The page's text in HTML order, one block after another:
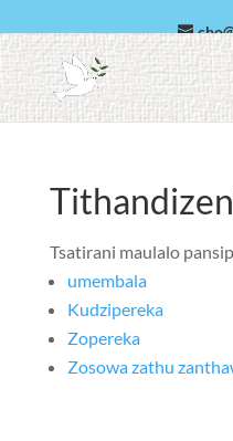
Arabic
Tsatirani maulalo
umembala
Kudzipereka
Zopereka
Zosowa zathu